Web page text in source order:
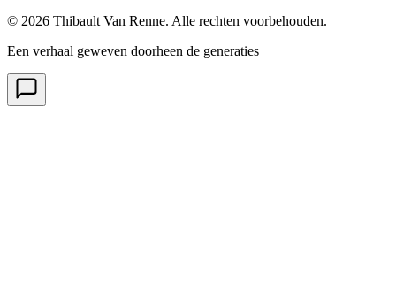
© 2026 Thibault Van Renne. Alle rechten voorbehouden.
Een verhaal geweven doorheen de generaties